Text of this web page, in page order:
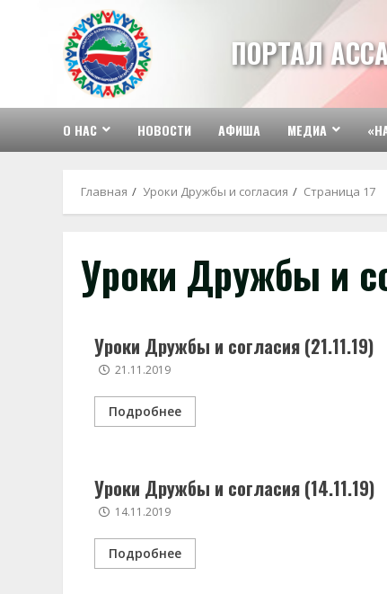
содержимому
ПОРТАЛ
О НАС НОВОСТИ АФИША МЕДИА
Главная Уроки Дружбы и согласия Страница 17
Уроки Дружбы и
Уроки Дружбы и согласия (21.11.19)
21.11.2019
Подробнее
Уроки Дружбы и согласия (14.11.19)
14.11.2019
Подробнее